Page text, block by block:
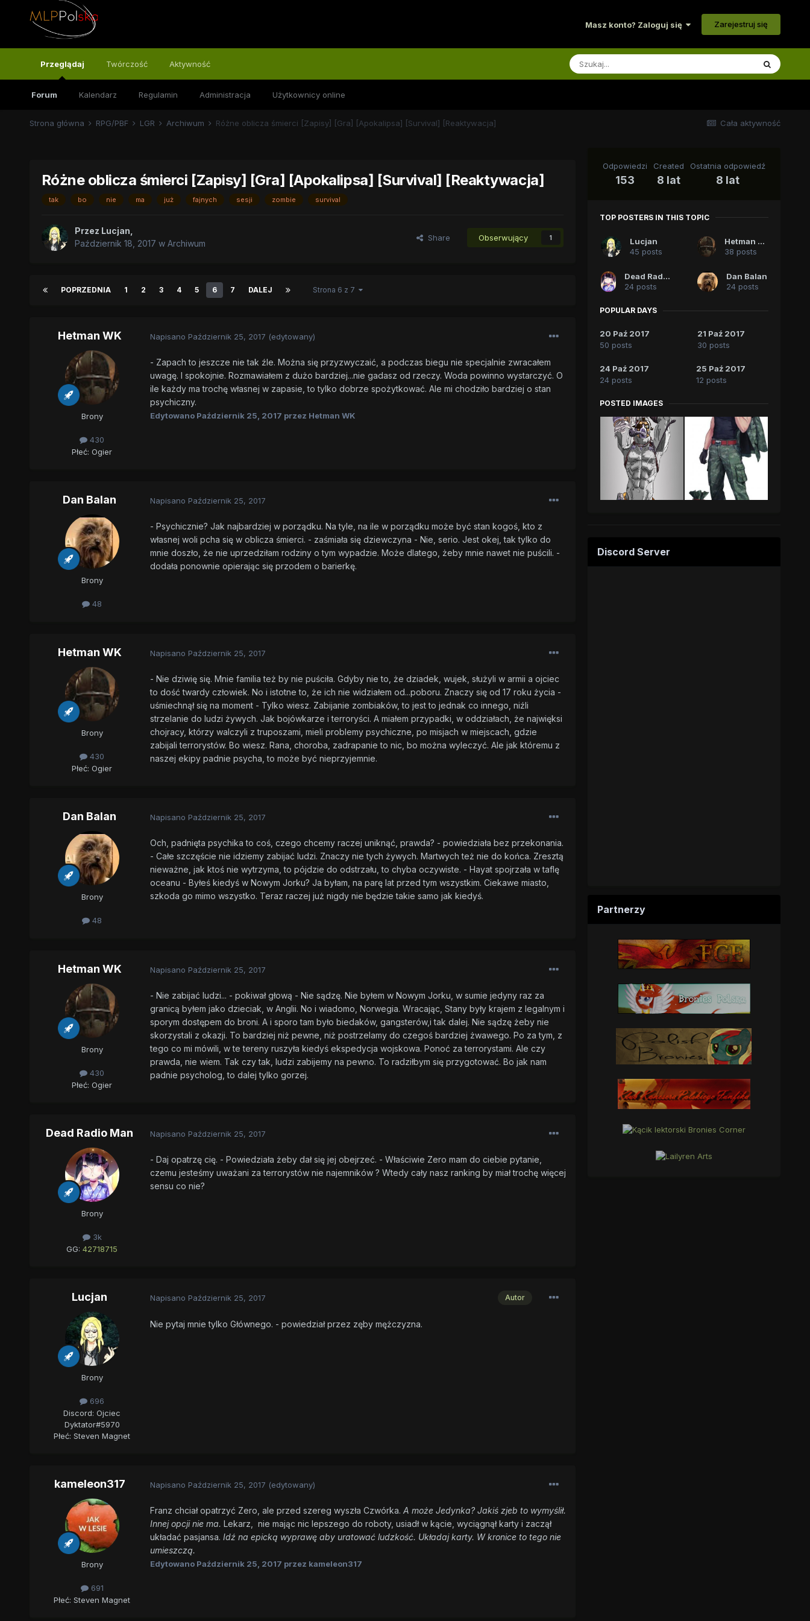
Masz konto? Zaloguj się Zarejestruj się
Przeglądaj
Forum Kalendarz Regulamin Administracja Użytkownicy online
Twórczość Aktywność
Cała aktywność
Strona główna RPG/PBF LGR Archiwum Różne oblicza śmierci [Zapisy] [Gra] [Apokalipsa] [Survival] [Reaktywacja]
Różne oblicza śmierci [Zapisy] [Gra] [Apokalipsa] [Survival] [Reaktywacja]
tak bo nie ma już fajnych sesji zombie survival
Przez Lucjan
Październik 18, 2017 w Archiwum
Share Obserwujący 1
POPRZEDNIA 1 2 3 4 5 6 7 DALEJ Strona 6 z 7
Hetman WK
Brony
430
Płeć: Ogier
Napisano Październik 25, 2017 (edytowany)
- Zapach to jeszcze nie tak źle. Można się przyzwyczaić, a podczas biegu nie specjalnie zwracałem
uwagę. I spokojnie. Rozmawiałem z dużo bardziej...nie gadasz od rzeczy. Woda powinno wystarczyć. O
ile każdy ma trochę własnej w zapasie, to tylko dobrze spożytkować. Ale mi chodziło bardziej o stan
psychiczny.
Edytowano Październik 25, 2017 przez Hetman WK
Dan Balan
Brony
48
Napisano Październik 25, 2017
- Psychicznie? Jak najbardziej w porządku. Na tyle, na ile w porządku może być stan kogoś, kto z
własnej woli pcha się w oblicza śmierci. - zaśmiała się dziewczyna - Nie, serio. Jest okej, tak tylko do
mnie doszło, że nie uprzedziłam rodziny o tym wypadzie. Może dlatego, żeby mnie nawet nie puścili. -
dodała ponownie opierając się przodem o barierkę.
Hetman WK
Brony
430
Płeć: Ogier
Napisano Październik 25, 2017
- Nie dziwię się. Mnie familia też by nie puściła. Gdyby nie to, że dziadek, wujek, służyli w armii a ojciec
to dość twardy człowiek. No i istotne to, że ich nie widziałem od...poboru. Znaczy się od 17 roku życia -
uśmiechnął się na moment - Tylko wiesz. Zabijanie zombiaków, to jest to jednak co innego, niźli
strzelanie do ludzi żywych. Jak bojówkarze i terroryści. A miałem przypadki, w oddziałach, że najwięksi
chojracy, którzy walczyli z truposzami, mieli problemy psychiczne, po misjach w miejscach, gdzie
zabijali terrorystów. Bo wiesz. Rana, choroba, zadrapanie to nic, bo można wyleczyć. Ale jak któremu z
naszej ekipy padnie psycha, to może być nieprzyjemnie.
Dan Balan
Brony
48
Napisano Październik 25, 2017
Och, padnięta psychika to coś, czego chcemy raczej uniknąć, prawda? - powiedziała bez przekonania.
- Całe szczęście nie idziemy zabijać ludzi. Znaczy nie tych żywych. Martwych też nie do końca. Zresztą
nieważne, jak ktoś nie wytrzyma, to pójdzie do odstrzału, to chyba oczywiste. - Hayat spojrzała w taflę
oceanu - Byłeś kiedyś w Nowym Jorku? Ja byłam, na parę lat przed tym wszystkim. Ciekawe miasto,
szkoda go mimo wszystko. Teraz raczej już nigdy nie będzie takie samo jak kiedyś.
Hetman WK
Brony
430
Płeć: Ogier
Napisano Październik 25, 2017
- Nie zabijać ludzi... - pokiwał głową - Nie sądzę. Nie byłem w Nowym Jorku, w sumie jedyny raz za
granicą byłem jako dzieciak, w Anglii. No i wiadomo, Norwegia. Wracając, Stany były krajem z legalnym i
sporym dostępem do broni. A i sporo tam było biedaków, gangsterów,i tak dalej. Nie sądzę żeby nie
skorzystali z okazji. To bardziej niż pewne, niż postrzelamy do czegoś bardziej żwawego. Po za tym, z
tego co mi mówili, w te tereny ruszyła kiedyś ekspedycja wojskowa. Ponoć za terrorystami. Ale czy
prawda, nie wiem. Tak czy tak, ludzi zabijemy na pewno. To radziłbym się przygotować. Bo jak nam
padnie psycholog, to dalej tylko gorzej.
Dead Radio Man
Brony
3k
GG:42718715
Napisano Październik 25, 2017
- Daj opatrzę cię. - Powiedziała żeby dał się jej obejrzeć. - Właściwie Zero mam do ciebie pytanie,
czemu jesteśmy uważani za terrorystów nie najemników ? Wtedy cały nasz ranking by miał trochę więcej
sensu co nie?
Lucjan
Brony
696
Discord: Ojciec
Dyktator#5970
Płeć: Steven Magnet
Autor
Napisano Październik 25, 2017
Nie pytaj mnie tylko Głównego. - powiedział przez zęby mężczyzna.
kameleon317
Brony
691
Płeć: Steven Magnet
Napisano Październik 25, 2017 (edytowany)
Franz chciał opatrzyć Zero, ale przed szereg wyszła Czwórka. A może Jedynka? Jakiś zjeb to wymyślił.
Innej opcji nie ma. Lekarz, nie mając nic lepszego do roboty, usiadł w kącie, wyciągnął karty i zaczął
układać pasjansa. Idź na epicką wyprawę aby uratować ludzkość. Układaj karty. W kronice to tego nie
umieszczą.
Edytowano Październik 25, 2017 przez kameleon317
Odpowiedzi
153
Created
8 lat
Ostatnia odpowiedź
8 lat
TOP POSTERS IN THIS TOPIC
Lucjan
45 posts
Hetman WK
38 posts
Dead Radio Man
24 posts
Dan Balan
24 posts
POPULAR DAYS
20 Paź 2017
50 posts
21 Paź 2017
30 posts
24 Paź 2017
24 posts
25 Paź 2017
12 posts
POSTED IMAGES
Discord Server
Partnerzy